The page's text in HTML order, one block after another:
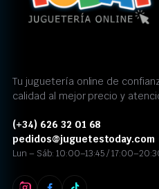
Tu juguetería online de
calidad al mejor precio y
(+34) 626 32 01 68
pedidos@juguetestoday.com
Lun – Sáb: 10:00–13:45 /